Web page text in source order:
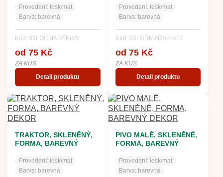
Provedení: lesk/mat
Barva: barevná
Kód: 03FORMADSPR/5
od 75 Kč
ZA KUS
Detail produktu
Provedení: lesk/mat
Barva: barevná
Kód: 03FORMADSPR/12
od 75 Kč
ZA KUS
Detail produktu
TRAKTOR, SKLENĚNÝ,
FORMA, BAREVNÝ
Provedení: lesk/mat
Barva: barevná
PIVO MALÉ, SKLENĚNÉ,
FORMA, BAREVNÝ
Provedení: lesk/mat
Barva: barevná